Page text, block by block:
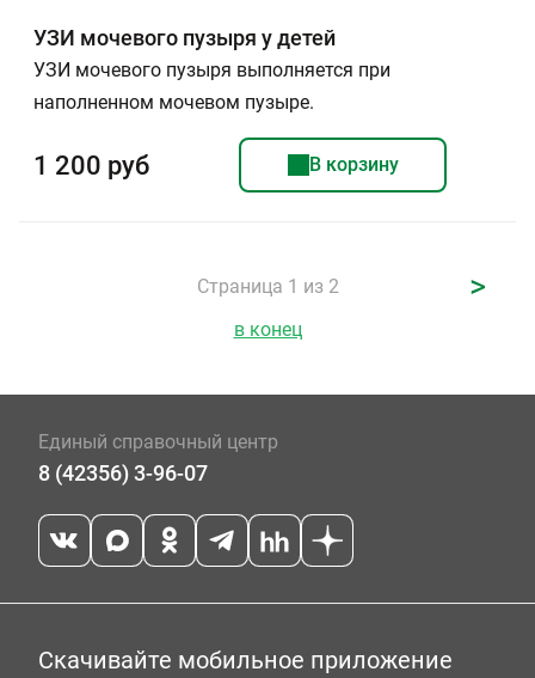
УЗИ мочевого пузыря у детей
УЗИ мочевого пузыря выполняется при
наполненном мочевом пузыре.
1 200 руб В корзину
Страница 1 из 2 >
в конец
Единый справочный центр
8 (42356) 3-96-07
Скачивайте мобильное приложение